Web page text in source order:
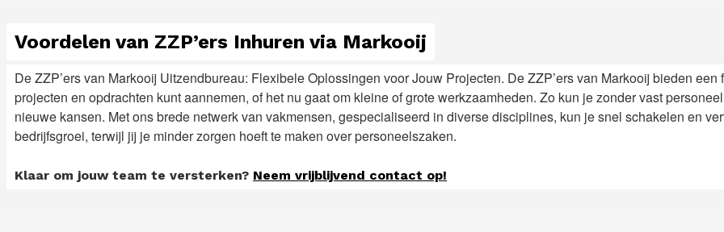
Voordelen van ZZP’ers Inhuren via Markooij
De ZZP’ers van Markooij Uitzendbureau: Flexibele Oplossingen voor Jouw Projecten. De ZZP’ers van Markooij bieden
projecten en opdrachten kunt aannemen, of het nu gaat om kleine of grote werkzaamheden. Zo kun je zonder vast
nieuwe kansen. Met ons brede netwerk van vakmensen, gespecialiseerd in diverse disciplines, kun je snel schakelen en
bedrijfsgroei, terwijl jij je minder zorgen hoeft te maken over personeelszaken.
Klaar om jouw team te versterken? Neem vrijblijvend contact op!